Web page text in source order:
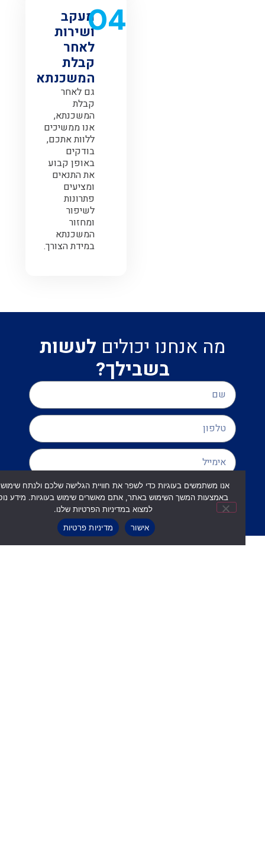
04מעקב
ושירות
לאחר
קבלת
המשכנתא
גם לאחר
קבלת
המשכנתא,
אנו ממשיכים
ללוות אתכם,
בודקים
באופן קבוע
את התנאים
ומציעים
פתרונות
לשיפור
ומחזור
המשכנתא
במידת הצורך.
מה אנחנו יכוליםלעשות
בשבילך?
שליחה
אנו משתמשים בעוגיות כדי לשפר את חוויית הגלישה שלכם ולנתח שימוש
באמצעות המשך השימוש באתר, אתם מאשרים שימוש בעוגיות. מידע נוסף
למצוא במדיניות הפרטיות שלנו.
אישור
מדיניות פרטיות